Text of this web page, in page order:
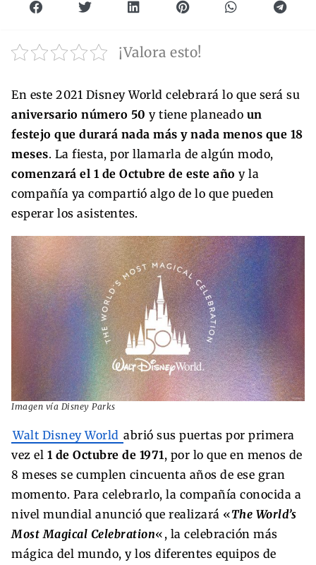
¡Valora esto!
En este 2021 Disney World celebrará lo que será su
aniversario número 50 y tiene planeado un
festejo que durará nada más y nada menos que 18
meses. La fiesta, por llamarla de algún modo,
comenzará el 1 de Octubre de este año y la
compañía ya compartió algo de lo que pueden
esperar los asistentes.
Imagen vía Disney Parks
Walt Disney World abrió sus puertas por primera
vez el 1 de Octubre de 1971, por lo que en menos de
8 meses se cumplen cincuenta años de ese gran
momento. Para celebrarlo, la compañía conocida a
nivel mundial anunció que realizará «The World’s
Most Magical Celebration«, la celebración más
mágica del mundo, y los diferentes equipos de